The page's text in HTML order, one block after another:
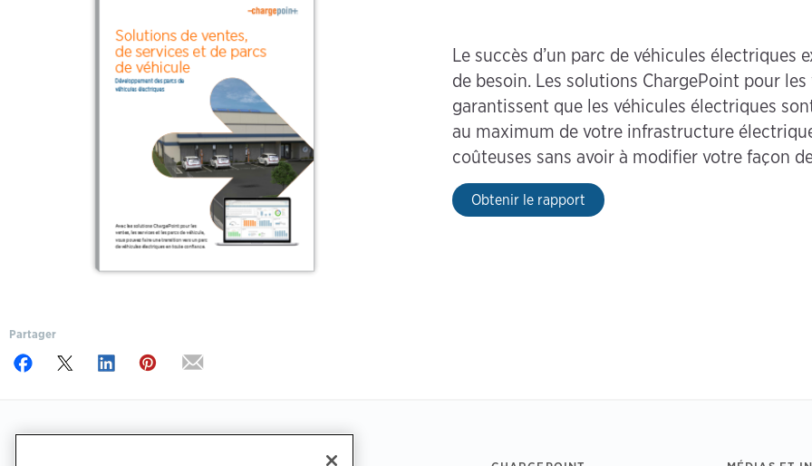
Le succès d’un parc de véhicules électriques
de besoin. Les solutions ChargePoint pour
garantissent que les véhicules électriques
au maximum de votre infrastructure
coûteuses sans avoir à modifier votre façon
Obtenir le rapport
Partager